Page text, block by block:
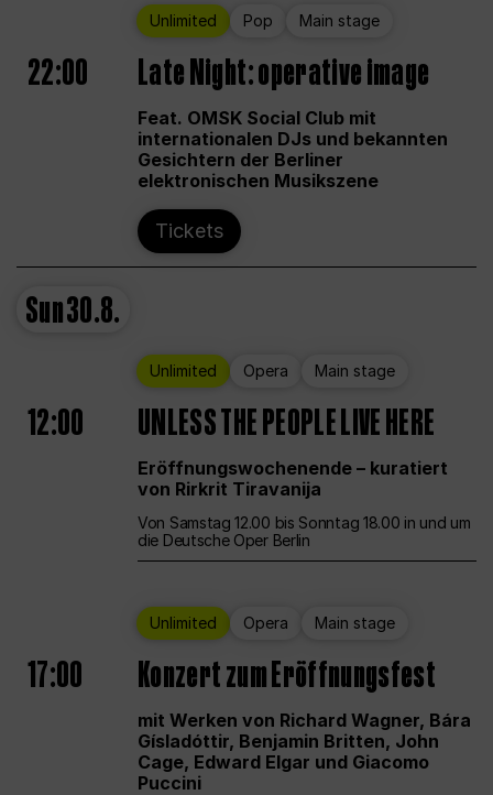
Unlimited Pop Main stage
22:00 Late Night: operative image
Feat. OMSK Social Club mit
internationalen DJs und bekannten
Gesichtern der Berliner
elektronischen Musikszene
Tickets
Sun30.8.
Unlimited Opera Main stage
12:00 UNLESS THE PEOPLE LIVE HERE
Eröffnungswochenende – kuratiert
von Rirkrit Tiravanija
Von Samstag 12.00 bis Sonntag 18.00 in und um
die Deutsche Oper Berlin
Unlimited Opera Main stage
17:00 Konzert zum Eröffnungsfest
mit Werken von Richard Wagner, Bára
Gísladóttir, Benjamin Britten, John
Cage, Edward Elgar und Giacomo
Puccini